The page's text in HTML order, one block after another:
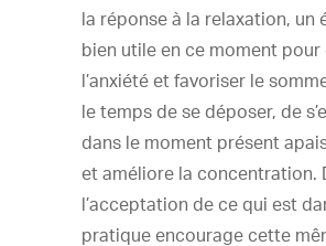
la réponse à la relaxation, un
bien utile en ce moment
l’anxiété et favoriser le
le temps de se déposer, de
dans le moment présent
et améliore la concentration.
l’acceptation de ce qui est
pratique encourage cette